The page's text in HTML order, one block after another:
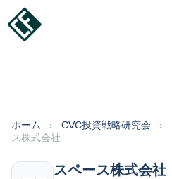
ホーム › CVC投資戦略研究会 ›
ス株式会社
スペース株式会社